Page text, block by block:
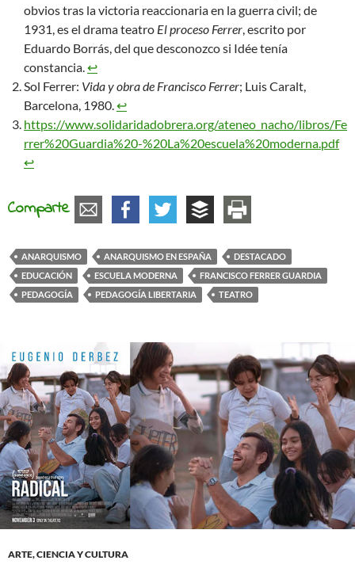
obvios tras la victoria reaccionaria en la guerra civil; de
1931, es el drama teatro El proceso Ferrer, escrito por
Eduardo Borrás, del que desconozco si Idée tenía
constancia.↩︎
Sol Ferrer: Vida y obra de Francisco Ferrer; Luis Caralt,
Barcelona, 1980.↩︎
https://www.solidaridadobrera.org/ateneo_nacho/libros/Fe
rrer%20Guardia%20-%20La%20escuela%20moderna.pdf
↩︎
Comparte
ANARQUISMO ANARQUISMO EN ESPAÑA
DESTACADO
EDUCACIÓN
ESCUELA MODERNA
FRANCISCO FERRER GUARDIA
PEDAGOGÍA
PEDAGOGÍA LIBERTARIA TEATRO
ARTE, CIENCIA Y CULTURA